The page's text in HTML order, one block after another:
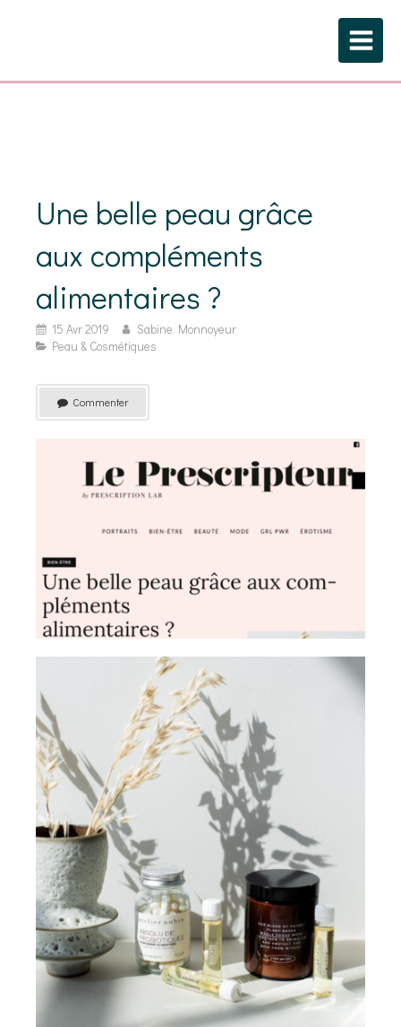
Une belle peau grâce
aux compléments
alimentaires ?
15 Avr 2019
Sabine Monnoyeur
Peau & Cosmétiques
Commenter